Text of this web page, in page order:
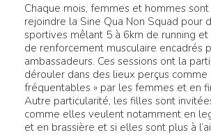
Chaque mois, femmes et hommes sont
rejoindre la Sine Qua Non Squad pour
sportives mêlant 5 à 6km de running
de renforcement musculaire encadrés
ambassadeurs. Ces sessions ont la
dérouler dans des lieux perçus comme
fréquentables » par les femmes et en
Autre particularité, les filles sont
comme elles veulent notamment en
et en brassière et si elles sont plus à